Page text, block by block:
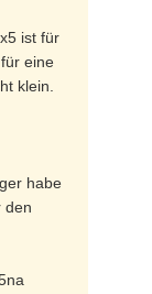
ist für
eine
klein.
habe
den